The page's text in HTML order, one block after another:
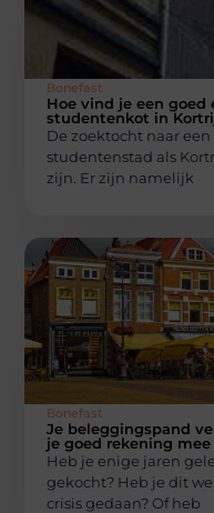
Bonefast
Hoe vind je een goed
studentenkot in
De zoektocht naar
studentenstad als
zijn. Er zijn namelijk
Bonefast
Je beleggingspand
je goed rekening
Heb je enige jaren
gekocht? Heb je dit
crisis gedaan? Of heb